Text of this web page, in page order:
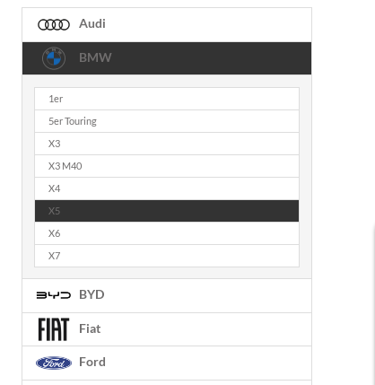
Audi
BMW
1er
5er Touring
X3
X3 M40
X4
X5
X6
X7
BYD
Fiat
Ford